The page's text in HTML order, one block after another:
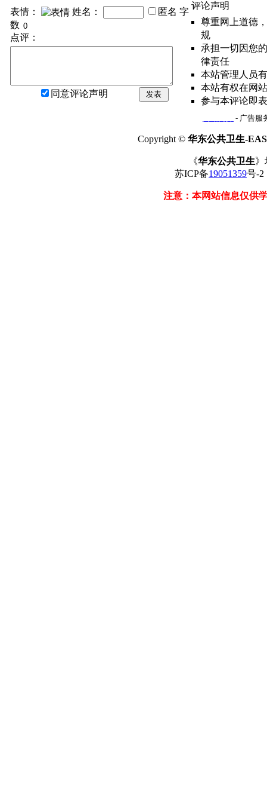
表情： 姓名： 匿名 字
数
点评：
同意评论声明 发表
评论声明
尊重网上道德
规
承担一切因您
律责任
本站管理人员
本站有权在网
参与本评论即
- 广告服
Copyright © 华东公共卫生-
《华东公共卫生》
苏ICP备19051359号-
注意：本网站信息仅供